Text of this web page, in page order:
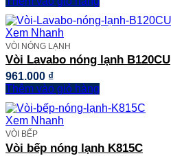
Xem Nhanh
VÒI NÓNG LẠNH
Vòi Lavabo nóng lạnh B120CU
961.000 ₫
Thêm vào giỏ hàng
Xem Nhanh
VÒI BẾP
Vòi bếp nóng lạnh K815C